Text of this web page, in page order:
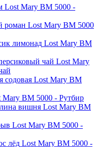
Lost Mary BM 5000 -
Lost Mary BM 5000
Lost Mary BM
Lost Mary
Lost Mary BM
Mary BM 5000 - Рутбир
Lost Mary BM
Lost Mary BM 5000 -
Lost Mary BM 5000 -